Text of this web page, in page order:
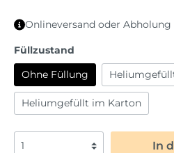
Onlineversand oder
Füllzustand
Ohne Füllung
Heliumgefüllt im Karton
In